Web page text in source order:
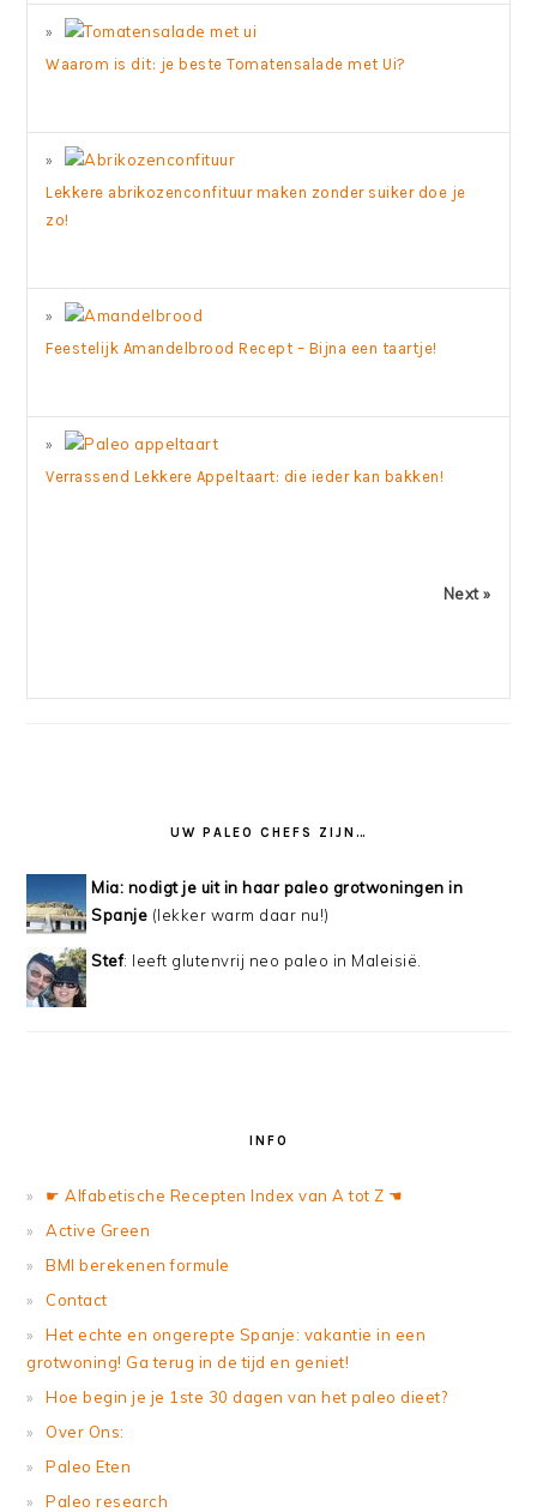
Waarom is dit: je beste Tomatensalade met Ui?
Lekkere abrikozenconfituur maken zonder suiker doe je
zo!
Feestelijk Amandelbrood Recept – Bijna een taartje!
Verrassend Lekkere Appeltaart: die ieder kan bakken!
Next »
UW PALEO CHEFS ZIJN…
Mia: nodigt je uit in haar paleo grotwoningen in
Spanje (lekker warm daar nu!)
Stef: leeft glutenvrij neo paleo in Maleisië.
INFO
☛ Alfabetische Recepten Index van A tot Z ☚
Active Green
BMI berekenen formule
Contact
Het echte en ongerepte Spanje: vakantie in een
grotwoning! Ga terug in de tijd en geniet!
Hoe begin je je 1ste 30 dagen van het paleo dieet?
Over Ons:
Paleo Eten
Paleo research